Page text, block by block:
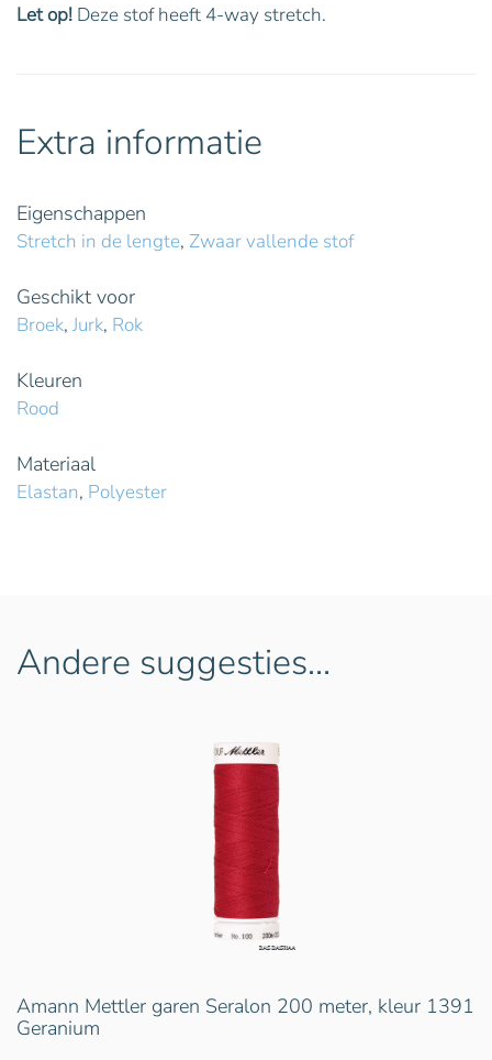
Let op! Deze stof heeft 4-way stretch.
Extra informatie
Eigenschappen
Stretch in de lengte, Zwaar vallende stof
Geschikt voor
Broek, Jurk, Rok
Kleuren
Rood
Materiaal
Elastan, Polyester
Andere suggesties…
Amann Mettler garen Seralon 200 meter, kleur 1391
Geranium